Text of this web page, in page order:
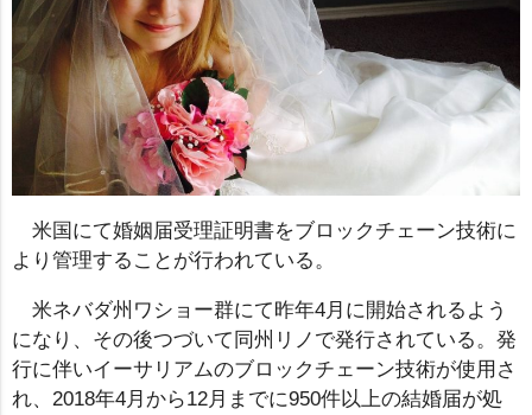
米国にて婚姻届受理証明書をブロックチェーン技術に
より管理することが行われている。
米ネバダ州ワショー群にて昨年4月に開始されるよう
になり、その後つづいて同州リノで発行されている。発
行に伴いイーサリアムのブロックチェーン技術が使用さ
れ、2018年4月から12月までに950件以上の結婚届が処